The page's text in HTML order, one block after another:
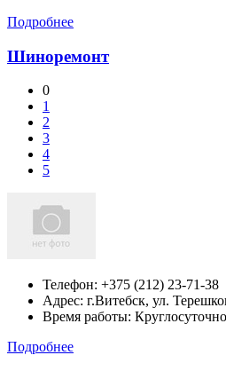
Подробнее
Шиноремонт
0
1
2
3
4
5
Телефон: +375 (212) 23-71-38
Адрес: г.Витебск, ул.
Время работы: Круглосуточно
Подробнее